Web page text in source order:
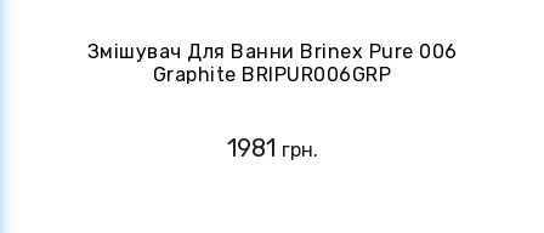
Змішувач Для Ванни Brinex Pure 006
Graphite BRIPUR006GRP
1981 грн.